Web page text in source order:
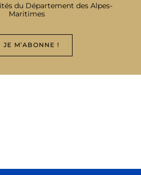
du Département des Alpes-
Maritimes
JE M’ABONNE !